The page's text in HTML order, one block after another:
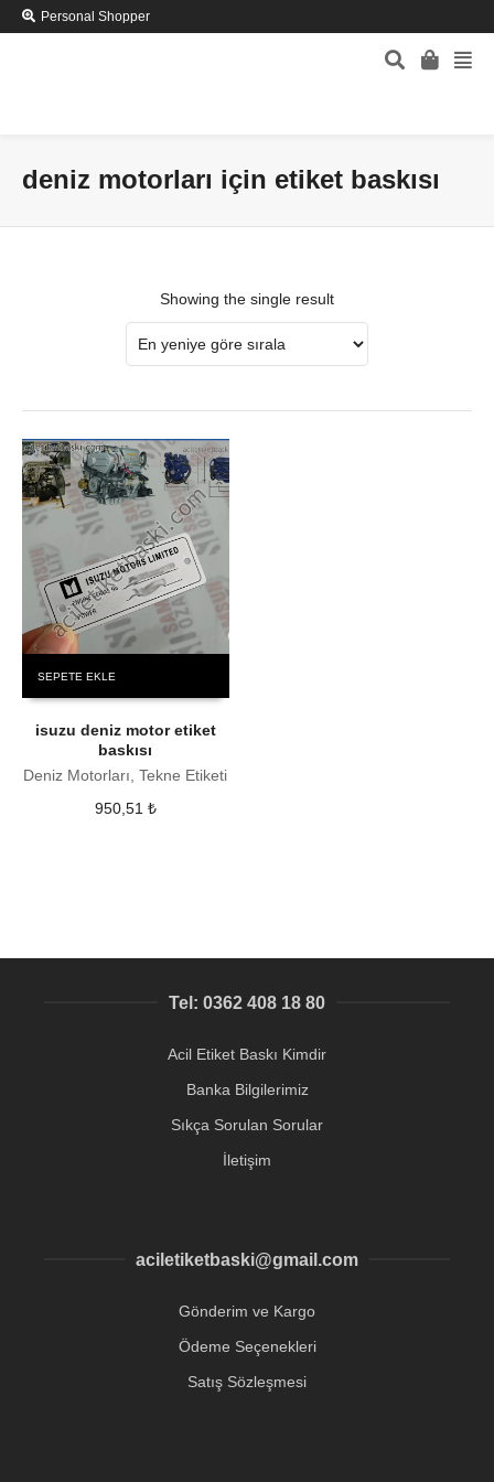
Personal Shopper
deniz motorları için etiket baskısı
Showing the single result
SEPETE EKLE
isuzu deniz motor etiket
baskısı
Deniz Motorları, Tekne Etiketi
950,51 ₺
Tel: 0362 408 18 80
Acil Etiket Baskı Kimdir
Banka Bilgilerimiz
Sıkça Sorulan Sorular
İletişim
aciletiketbaski@gmail.com
Gönderim ve Kargo
Ödeme Seçenekleri
Satış Sözleşmesi